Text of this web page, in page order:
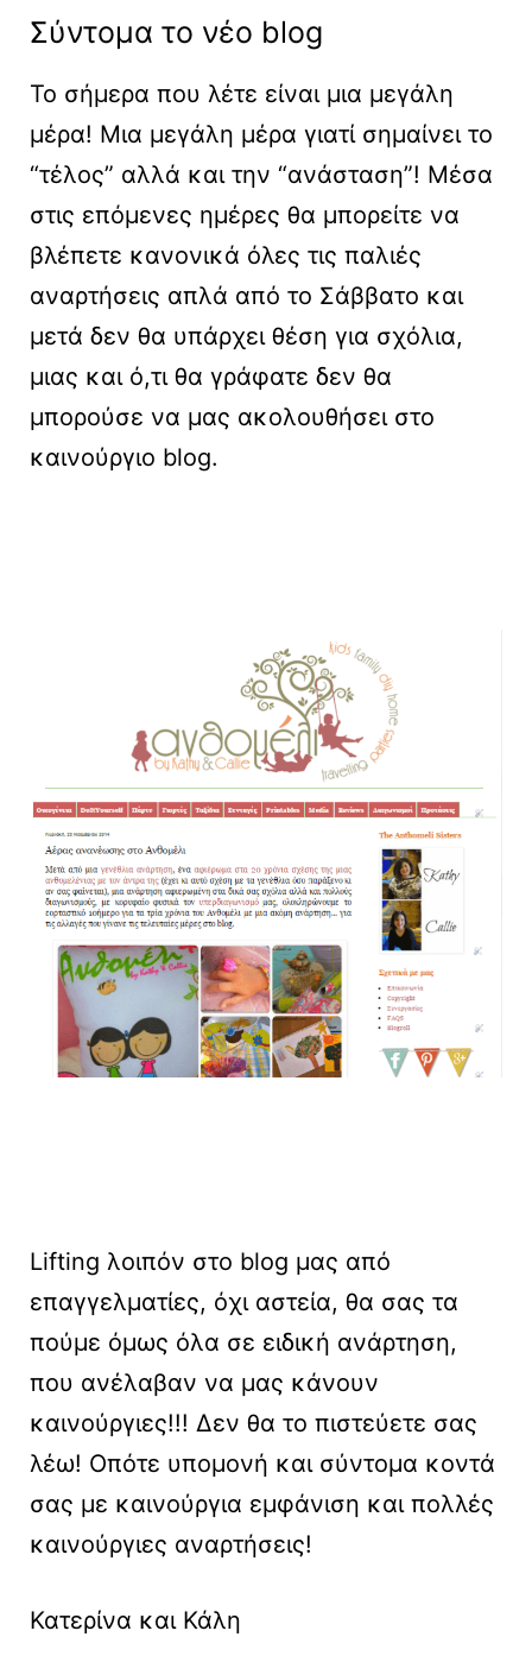
Σύντομα το νέο blog
Το σήμερα που λέτε είναι μια μεγάλη
μέρα! Μια μεγάλη μέρα γιατί σημαίνει το
“τέλος” αλλά και την “ανάσταση”! Μέσα
στις επόμενες ημέρες θα μπορείτε να
βλέπετε κανονικά όλες τις παλιές
αναρτήσεις απλά από το Σάββατο και
μετά δεν θα υπάρχει θέση για σχόλια,
μιας και ό,τι θα γράφατε δεν θα
μπορούσε να μας ακολουθήσει στο
καινούργιο blog.
Lifting λοιπόν στο blog μας από
επαγγελματίες, όχι αστεία, θα σας τα
πούμε όμως όλα σε ειδική ανάρτηση,
που ανέλαβαν να μας κάνουν
καινούργιες!!! Δεν θα το πιστεύετε σας
λέω! Οπότε υπομονή και σύντομα κοντά
σας με καινούργια εμφάνιση και πολλές
καινούργιες αναρτήσεις!
Κατερίνα και Κάλη